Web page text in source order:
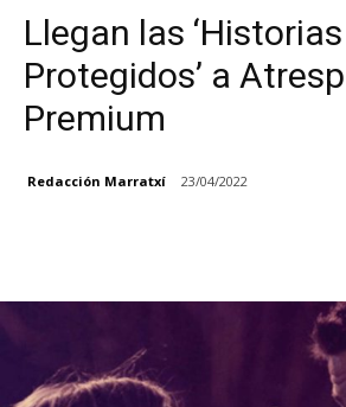
Llegan las
Protegidos’ a
Premium
Redacción Marratxí 23/04/2022